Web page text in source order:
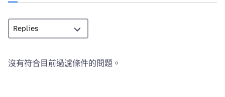
沒有符合目前過濾條件的問題。